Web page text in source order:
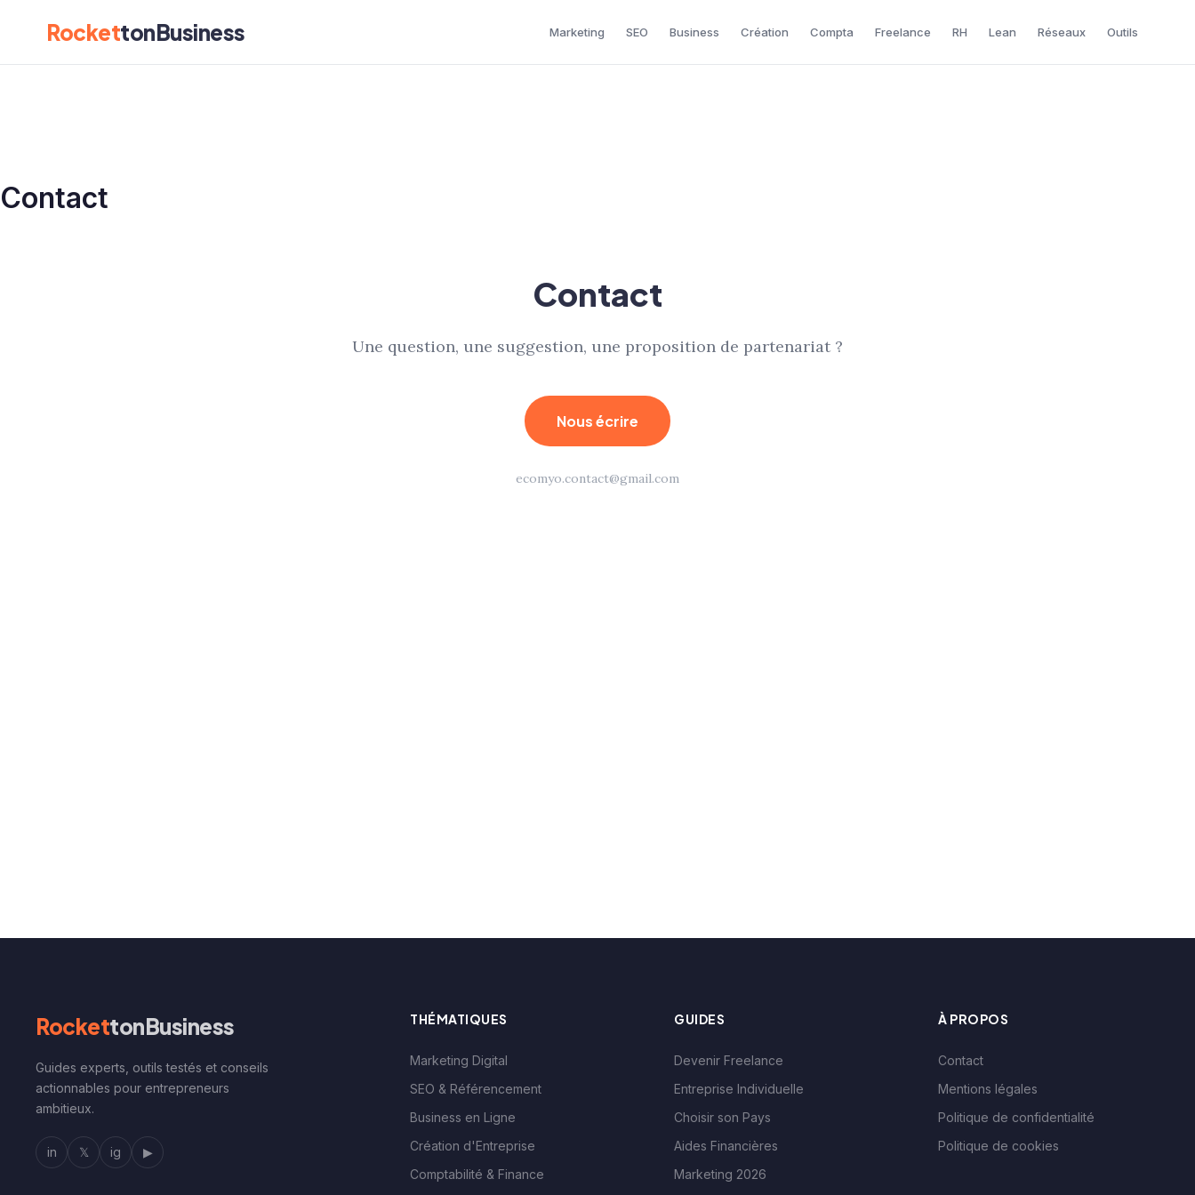
RockettonBusiness Marketing SEO Business Création Compta Freelance RH Lean Réseaux Outils
Contact
Contact
Une question, une suggestion, une proposition de partenariat ?
Nous écrire
ecomyo.contact@gmail.com
RockettonBusiness
Guides experts, outils testés et conseils
actionnables pour entrepreneurs
ambitieux.
in 𝕏 ig ▶
THÉMATIQUES
Marketing Digital
SEO & Référencement
Business en Ligne
Création d'Entreprise
Comptabilité & Finance
GUIDES
Devenir Freelance
Entreprise Individuelle
Choisir son Pays
Aides Financières
Marketing 2026
À PROPOS
Contact
Mentions légales
Politique de confidentialité
Politique de cookies